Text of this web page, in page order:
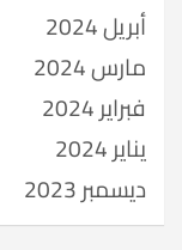
أبريل 2024
مارس 2024
فبراير 2024
يناير 2024
ديسمبر 2023